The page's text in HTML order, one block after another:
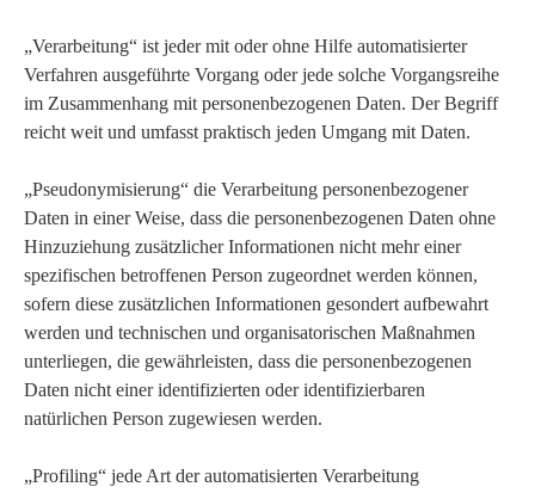
„Verarbeitung“ ist jeder mit oder ohne Hilfe automatisierter
Verfahren ausgeführte Vorgang oder jede solche Vorgangsreihe
im Zusammenhang mit personenbezogenen Daten. Der Begriff
reicht weit und umfasst praktisch jeden Umgang mit Daten.
„Pseudonymisierung“ die Verarbeitung personenbezogener
Daten in einer Weise, dass die personenbezogenen Daten ohne
Hinzuziehung zusätzlicher Informationen nicht mehr einer
spezifischen betroffenen Person zugeordnet werden können,
sofern diese zusätzlichen Informationen gesondert aufbewahrt
werden und technischen und organisatorischen Maßnahmen
unterliegen, die gewährleisten, dass die personenbezogenen
Daten nicht einer identifizierten oder identifizierbaren
natürlichen Person zugewiesen werden.
„Profiling“ jede Art der automatisierten Verarbeitung